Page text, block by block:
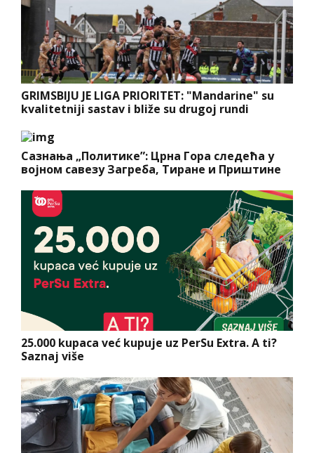
GRIMSBIJU JE LIGA PRIORITET: "Mandarine" su
kvalitetniji sastav i bliže su drugoj rundi
Сазнања „Политике”: Црна Гора следећа у
војном савезу Загреба, Тиране и Приштине
25.000 kupaca već kupuje uz PerSu Extra. A ti?
Saznaj više